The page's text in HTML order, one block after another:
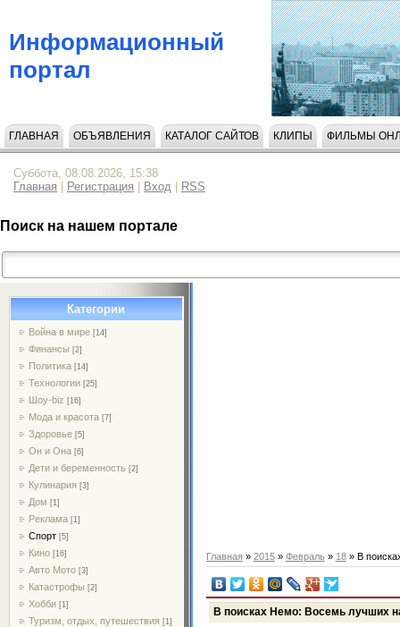
Информационный
портал
ГЛАВНАЯ ОБЪЯВЛЕНИЯ КАТАЛОГ САЙТОВ КЛИПЫ ФИЛЬМЫ
Суббота, 08.08.2026, 15:38
Главная
Регистрация Вход RSS
Поиск на нашем портале
Категории
Война в мире [14]
Финансы [2]
Политика [14]
Технологии [25]
Шоу-biz [16]
Мода и красота [7]
Здоровье [5]
Он и Она [6]
Дети и беременность [2]
Кулинария [3]
Дом [1]
Реклама [1]
Спорт [5]
Кино [16]
Авто Мото [3]
Катастрофы [2]
Хобби [1]
Туризм, отдых, путешествия [1]
Главная » 2015 » Февраль » 18» В
В поисках Немо: Восемь лучших